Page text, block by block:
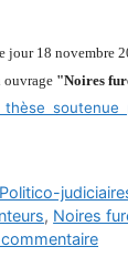
jour 18 novembre
ouvrage "Noires
soutenue
, Noires